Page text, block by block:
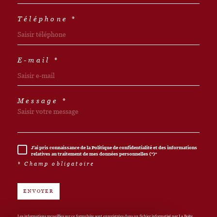
Téléphone *
E-mail *
Message *
J'ai pris connaissance de la Politique de confidentialité et des informations
relatives au traitement de mes données personnelles (*)*
* Champ obligatoire
ENVOYER